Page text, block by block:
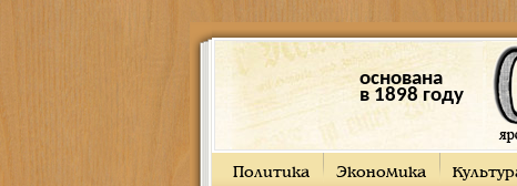
основана
в 1898 году
Политика Экономика